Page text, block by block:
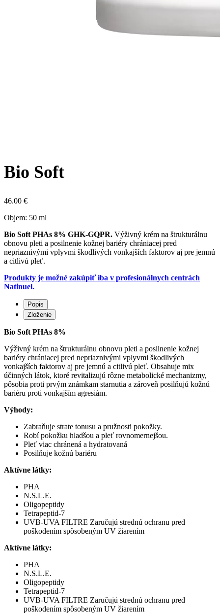
Bio Soft
46.00 €
Objem: 50 ml
Bio Soft PHAs 8% GHK-GQPR. Výživný krém na štrukturálnu
obnovu pleti a posilnenie kožnej bariéry chrániacej pred
nepriaznivými vplyvmi škodlivých vonkajších faktorov aj pre jemnú
a citlivú pleť.
Produkty je možné zakúpiť iba v profesionálnych centrách
Natinuel.
Popis
Zloženie
Bio Soft PHAs 8%
Výživný krém na štrukturálnu obnovu pleti a posilnenie kožnej
bariéry chrániacej pred nepriaznivými vplyvmi škodlivých
vonkajších faktorov aj pre jemnú a citlivú pleť. Obsahuje mix
účinných látok, ktoré revitalizujú rôzne metabolické mechanizmy,
pôsobia proti prvým známkam starnutia a zároveň posilňujú kožnú
bariéru proti vonkajším agresiám.
Výhody:
Zabraňuje strate tonusu a pružnosti pokožky.
Robí pokožku hladšou a pleť rovnomernejšou.
Pleť viac chránená a hydratovaná
Posilňuje kožnú bariéru
Aktívne látky:
PHA
N.S.L.E.
Oligopeptidy
Tetrapeptid-7
UVB-UVA FILTRE Zaručujú strednú ochranu pred
poškodením spôsobeným UV žiarením
Aktívne látky:
PHA
N.S.L.E.
Oligopeptidy
Tetrapeptid-7
UVB-UVA FILTRE Zaručujú strednú ochranu pred
poškodením spôsobeným UV žiarením